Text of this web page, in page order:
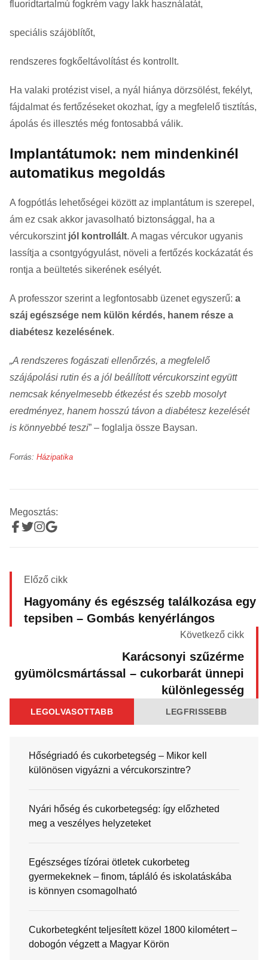
fluoridtartalmú fogkrém vagy lakk használatát,
speciális szájöblítőt,
rendszeres fogkőeltávolítást és kontrollt.
Ha valaki protézist visel, a nyál hiánya dörzsölést, fekélyt,
fájdalmat és fertőzéseket okozhat, így a megfelelő tisztítás,
ápolás és illesztés még fontosabbá válik.
Implantátumok: nem mindenkinél
automatikus megoldás
A fogpótlás lehetőségei között az implantátum is szerepel,
ám ez csak akkor javasolható biztonsággal, ha a
vércukorszint jól kontrollált. A magas vércukor ugyanis
lassítja a csontgyógyulást, növeli a fertőzés kockázatát és
rontja a beültetés sikerének esélyét.
A professzor szerint a legfontosabb üzenet egyszerű: a
száj egészsége nem külön kérdés, hanem része a
diabétesz kezelésének.
„A rendszeres fogászati ellenőrzés, a megfelelő
szájápolási rutin és a jól beállított vércukorszint együtt
nemcsak kényelmesebb étkezést és szebb mosolyt
eredményez, hanem hosszú távon a diabétesz kezelését
is könnyebbé teszi” – foglalja össze Baysan.
Forrás: Házipatika
Megosztás:
Előző cikk
Hagyomány és egészség találkozása egy
tepsiben – Gombás kenyérlángos
Következő cikk
Karácsonyi szűzérme
gyümölcsmártással – cukorbarát ünnepi
különlegesség
LEGOLVASOTTABB LEGFRISSEBB
Hőségriadó és cukorbetegség – Mikor kell
különösen vigyázni a vércukorszintre?
Nyári hőség és cukorbetegség: így előzheted
meg a veszélyes helyzeteket
Egészséges tízórai ötletek cukorbeteg
gyermekeknek – finom, tápláló és iskolatáskába
is könnyen csomagolható
Cukorbetegként teljesített közel 1800 kilométert –
dobogón végzett a Magyar Körön